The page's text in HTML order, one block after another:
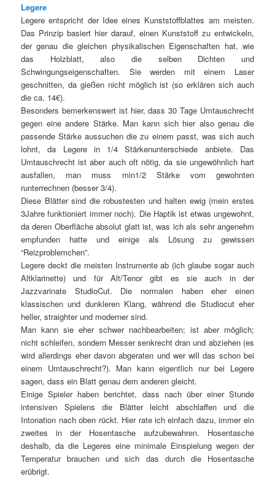
Legere
Legere entspricht der Idee eines Kunststoffblattes am meisten.
Das Prinzip basiert hier darauf, einen Kunststoff zu entwickeln,
der genau die gleichen physikalischen Eigenschaften hat, wie
das Holzblatt, also die selben Dichten und
Schwingungseigenschaften. Sie werden mit einem Laser
geschnitten, da gießen nicht möglich ist (so erklären sich auch
die ca. 14€).
Besonders bemerkenswert ist hier, dass 30 Tage Umtauschrecht
gegen eine andere Stärke. Man kann sich hier also genau die
passende Stärke aussuchen die zu einem passt, was sich auch
lohnt, da Legere in 1/4 Stärkenunterschiede anbiete. Das
Umtauschrecht ist aber auch oft nötig, da sie ungewöhnlich hart
ausfallen, man muss min1/2 Stärke vom gewohnten
runterrechnen (besser 3/4).
Diese Blätter sind die robustesten und halten ewig (mein erstes
3Jahre funktioniert immer noch). Die Haptik ist etwas ungewohnt,
da deren Oberfläche absolut glatt ist, was ich als sehr angenehm
empfunden hatte und einige als Lösung zu gewissen
“Reizproblemchen”.
Legere deckt die meisten Instrumente ab (ich glaube sogar auch
Altklarinette) und für Alt/Tenor gibt es sie auch in der
Jazzvarinate StudioCut. Die normalen haben eher einen
klassischen und dunkleren Klang, während die Studiocut eher
heller, straighter und moderner sind.
Man kann sie eher schwer nachbearbeiten; ist aber möglich;
nicht schleifen, sondern Messer senkrecht dran und abziehen (es
wird allerdings eher davon abgeraten und wer will das schon bei
einem Umtauschrecht?). Man kann eigentlich nur bei Legere
sagen, dass ein Blatt genau dem anderen gleicht.
Einige Spieler haben berichtet, dass nach über einer Stunde
intensiven Spielens die Blätter leicht abschlaffen und die
Intonation nach oben rückt. Hier rate ich einfach dazu, immer ein
zweites in der Hosentasche aufzubewahren. Hosentasche
deshalb, da die Legeres eine minimale Einspielung wegen der
Temperatur brauchen und sich das durch die Hosentasche
erübrigt.